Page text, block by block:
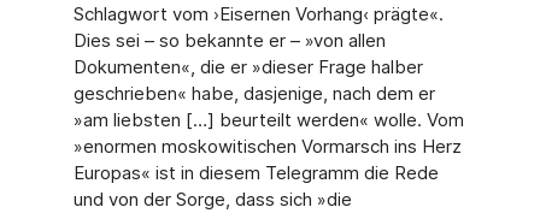
Schlagwort vom ›Eisernen Vorhang‹ prägte«.
Dies sei – so bekannte er – »von allen
Dokumenten«, die er »dieser Frage halber
geschrieben« habe, dasjenige, nach dem er
»am liebsten […] beurteilt werden« wolle. Vom
»enormen moskowitischen Vormarsch ins Herz
Europas« ist in diesem Telegramm die Rede
und von der Sorge, dass sich »die